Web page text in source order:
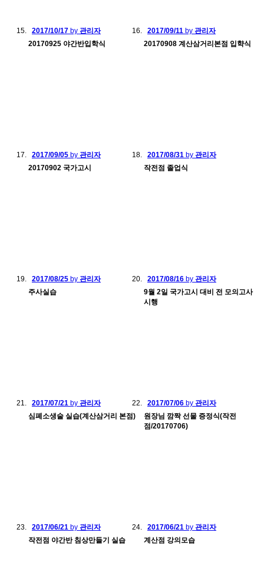
2017/10/17 by 관리자
20170925 야간반입학식
2017/09/11 by 관리자
20170908 계산삼거리본점 입햑식
2017/09/05 by 관리자
20170902 국가고시
2017/08/31 by 관리자
작전점 졸업식
2017/08/25 by 관리자
주사실습
2017/08/16 by 관리자
9월 2일 국가고시 대비 전 모의고사
시행
2017/07/21 by 관리자
심폐소생술 실습(계산삼거리 본점)
2017/07/06 by 관리자
원장님 깜짝 선물 증정식(작전
점/20170706)
2017/06/21 by 관리자
작전점 야간반 침상만들기 실습
2017/06/21 by 관리자
계산점 강의모습